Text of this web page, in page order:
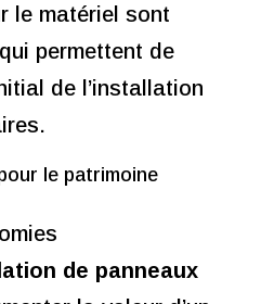
le matériel sont
permettent de
de l’installation
le patrimoine
de panneaux